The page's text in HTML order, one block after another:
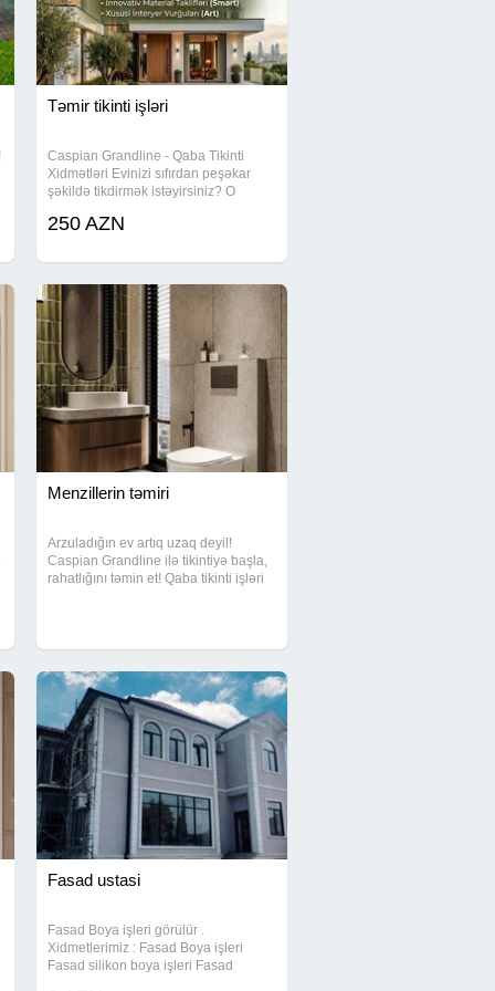
Təmir tikinti işləri
Caspian Grandline - Qaba Tikinti
Xidmətləri Evinizi sıfırdan peşəkar
şəkildə tikdirmək istəyirsiniz? O
tikinti işləri 250 AZN-dən başlayaraq
250 AZN
Menzillerin təmiri
Arzuladığın ev artıq uzaq deyil!
Caspian Grandline ilə tikintiyə başla,
rahatlığını təmin et! Qaba tikinti işləri
Fasad ustasi
Fasad Boya işleri görülür .
Xidmetlerimiz : Fasad Boya işleri
Fasad silikon boya işleri Fasad